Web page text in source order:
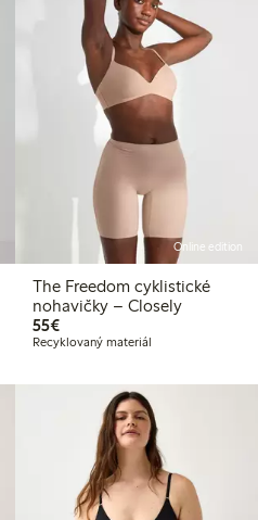
Online edition
The Freedom cyklistické
nohavičky – Closely
55€55,00 €
Recyklovaný materiál